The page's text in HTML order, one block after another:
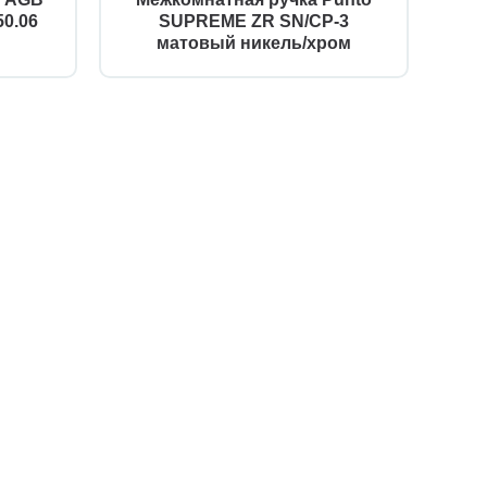
SUPREME ZR SN/CP-3
матовый никель/хром